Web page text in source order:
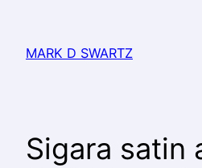
MARK D SWARTZ
Sigara satin